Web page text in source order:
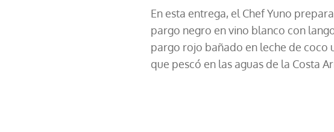
En esta entrega, el Chef Yuno
pargo negro en vino blanco con
pargo rojo bañado en leche de coco
que pescó en las aguas de la Costa